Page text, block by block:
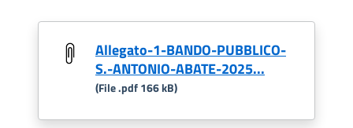
Allegato-1-BANDO-PUBBLICO-
S.-ANTONIO-ABATE-2025...
(File .pdf 166 kB)